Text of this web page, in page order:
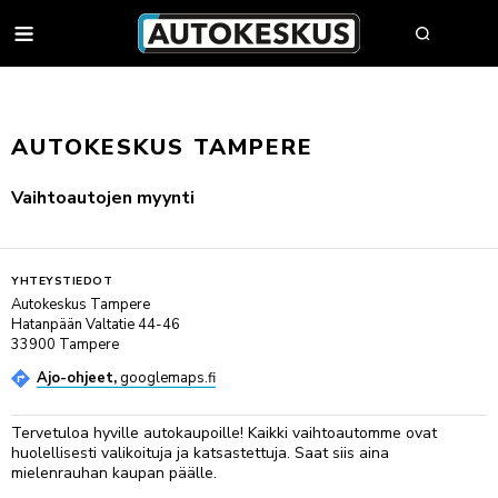
AUTOHAKU
BMW PREMIUM SELECTION
SÄHKÖAUTOT
VAIHTOAUTON OSTAJAN OPAS
AUTOKESKUS TURVA -PALVELUPAKETTI
HUUTOKAUPPA
AUTOJEN SISÄÄNOSTO
UUDET AUTOT
BMW
FORD
KIA
MINI
MITSUBISHI
YRITYSMYYNTI
JULKISET HANKINNAT
HYÖTYAJONEUVOT
AUTOPÄÄTTÄJÄLLE
TYÖSUHDEAUTOILIJALLE
HUOLTO & RENKAAT
VARAA MÄÄRÄAIKAISHUOLTO
KOLARIKORJAUS & TUULILASIT
AUTOKESKUS TAMPERE
Vaihtoautojen myynti
YHTEYSTIEDOT
Autokeskus Tampere
Hatanpään Valtatie 44-46
33900 Tampere
Ajo-ohjeet,googlemaps.fi
Tervetuloa hyville autokaupoille! Kaikki vaihtoautomme ovat
huolellisesti valikoituja ja katsastettuja. Saat siis aina
mielenrauhan kaupan päälle.